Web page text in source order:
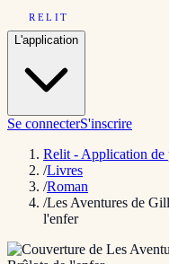
RELIT
L'application
Se connecterS'inscrire
Relit - Application de
/Livres
/Roman
/Les Aventures de
l'enfer